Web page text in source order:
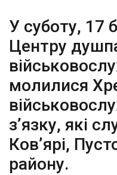
У суботу, 17
Центру
молилися
з’язку, які
Ков’ярі,
району.